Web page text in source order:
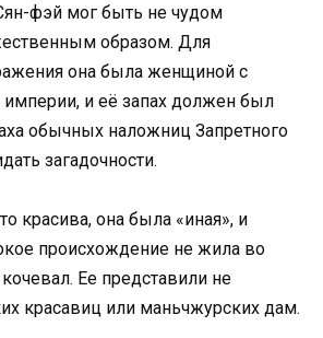
фэй мог быть не чудом
образом. Для
она была женщиной с
и её запах должен был
обычных наложниц Запретного
загадочности.
красива, она была «иная», и
происхождение не жила во
Ее представили не
красавиц или маньчжурских дам.